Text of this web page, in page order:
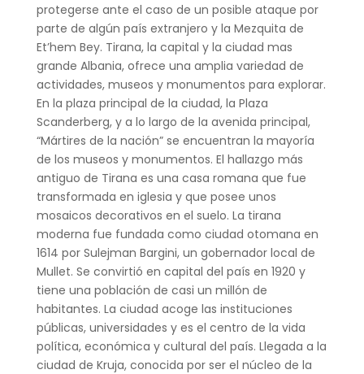
protegerse ante el caso de un posible ataque por
parte de algún país extranjero y la Mezquita de
Et’hem Bey. Tirana, la capital y la ciudad mas
grande Albania, ofrece una amplia variedad de
actividades, museos y monumentos para explorar.
En la plaza principal de la ciudad, la Plaza
Scanderberg, y a lo largo de la avenida principal,
“Mártires de la nación” se encuentran la mayoría
de los museos y monumentos. El hallazgo más
antiguo de Tirana es una casa romana que fue
transformada en iglesia y que posee unos
mosaicos decorativos en el suelo. La tirana
moderna fue fundada como ciudad otomana en
1614 por Sulejman Bargini, un gobernador local de
Mullet. Se convirtió en capital del país en 1920 y
tiene una población de casi un millón de
habitantes. La ciudad acoge las instituciones
públicas, universidades y es el centro de la vida
política, económica y cultural del país. Llegada a la
ciudad de Kruja, conocida por ser el núcleo de la